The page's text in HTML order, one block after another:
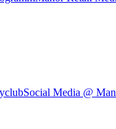
Social Media @